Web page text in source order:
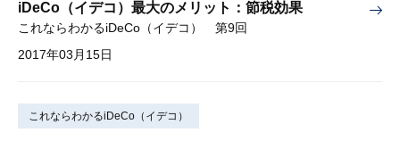
iDeCo（イデコ）最大のメリット：節税効果
これならわかるiDeCo（イデコ） 第9回
2017年03月15日
これならわかるiDeCo（イデコ）